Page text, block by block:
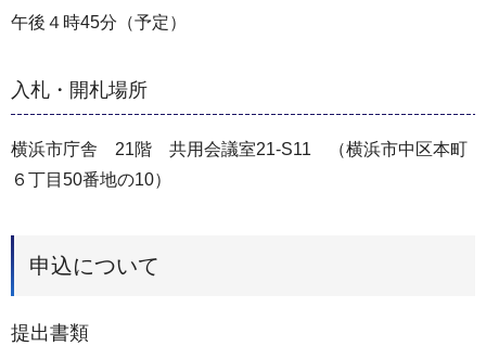
午後４時45分（予定）
入札・開札場所
横浜市庁舎 21階 共用会議室21-S11 （横浜市中区本町
６丁目50番地の10）
申込について
提出書類